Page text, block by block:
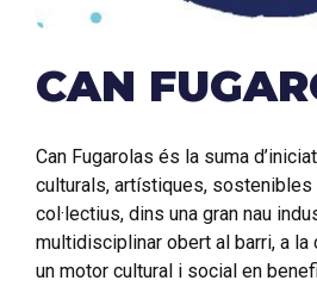
CAN
Can Fugarolas és la suma
culturals, artístiques,
col·lectius, dins una gran nau
multidisciplinar obert al barri, a la
un motor cultural i social en